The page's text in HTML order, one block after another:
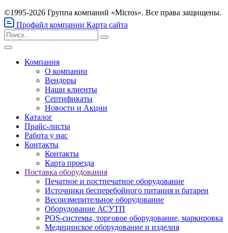
©1995-2026 Группа компаний «Micros». Все права защищены.
Профайл компании Карта сайта
Компания
О компании
Вендоры
Наши клиенты
Сертификаты
Новости и Акции
Каталог
Прайс-листы
Работа у нас
Контакты
Контакты
Карта проезда
Поставка оборудования
Печатное и постпечатное оборудование
Источники бесперебойного питания и батареи
Весоизмерительное оборудование
Оборудование АСУТП
POS-системы, торговое оборудование, маркировка
Медицинское оборудование и изделия